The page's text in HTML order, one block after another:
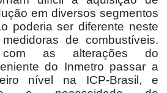
em diversos segmentos
poderia ser diferente neste
de combustíveis.
com as alterações do
do Inmetro passar a
nível na ICP-Brasil, e